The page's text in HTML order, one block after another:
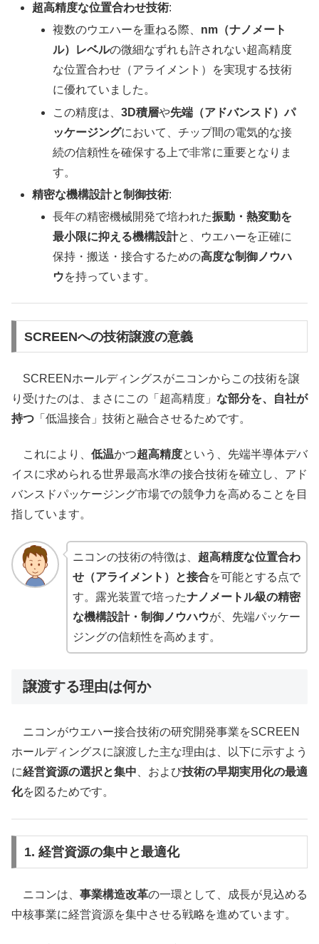
超高精度な位置合わせ技術:
複数のウエハーを重ねる際、 nm（ナノメート
ル）レベルの微細なずれも許されない超高精度
な位置合わせ（アライメント）を実現する技術
に優れていました。
この精度は、3D積層や先端（アドバンスド）パ
ッケージングにおいて、チップ間の電気的な接
続の信頼性を確保する上で非常に重要となりま
す。
精密な機構設計と制御技術:
長年の精密機械開発で培われた振動・熱変動を
最小限に抑える機構設計と、ウエハーを正確に
保持・搬送・接合するための高度な制御ノウハ
ウを持っています。
SCREENへの技術譲渡の意義
SCREENホールディングスがニコンからこの技術を譲
り受けたのは、まさにこの「超高精度」 な部分を、自社が
持つ 「低温接合」技術と融合させるためです。
これにより、 低温かつ超高精度という、先端半導体デバ
イスに求められる世界最高水準の接合技術を確立し、アド
バンスドパッケージング市場での競争力を高めることを目
指しています。
ニコンの技術の特徴は、 超高精度な位置合わ
せ（アライメント）と接合を可能とする点で
す。露光装置で培ったナノメートル級の精密
な機構設計・制御ノウハウが、先端パッケー
ジングの信頼性を高めます。
譲渡する理由は何か
ニコンがウエハー接合技術の研究開発事業をSCREEN
ホールディングスに譲渡した主な理由は、以下に示すよう
に経営資源の選択と集中、および技術の早期実用化の最適
化を図るためです。
1. 経営資源の集中と最適化
ニコンは、 事業構造改革の一環として、成長が見込める
中核事業に経営資源を集中させる戦略を進めています。